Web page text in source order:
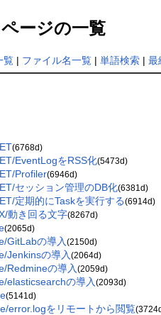
ページの一覧
覧| ファイル名一覧| 単語検索| 最
(6768d)
EventLogをRSS化(5473d)
Profiler(6946d)
セッション管理のDB化(6381d)
定期的にTaskを実行する(6914d)
動き回る文字(8267d)
(2065d)
GitLabの導入(2150d)
Jenkinsの導入(2064d)
Redmineの導入(2059d)
elasticsearchの導入(2093d)
(5141d)
error.logをリモートから閲覧